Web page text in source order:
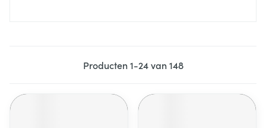
Producten1-24van148